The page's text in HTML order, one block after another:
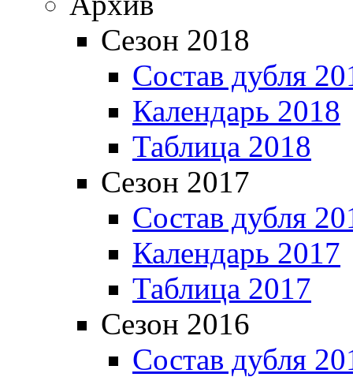
Сезон 2018
Состав дубля
Календарь 2018
Таблица 2018
Сезон 2017
Состав дубля
Календарь 2017
Таблица 2017
Сезон 2016
Состав дубля